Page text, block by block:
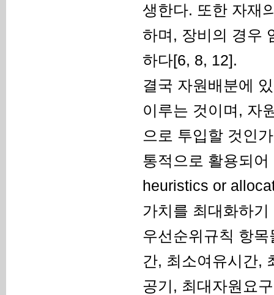
생한다. 또한 자재
하며, 장비의 경우
하다[6, 8, 12].
결국 자원배분에
이루는 것이며, 자
으로 투입할 것인
통적으로 활용되
heuristics or
가치를 최대화하
우선순위규칙 항
간, 최소여유시간,
공기, 최대자원요